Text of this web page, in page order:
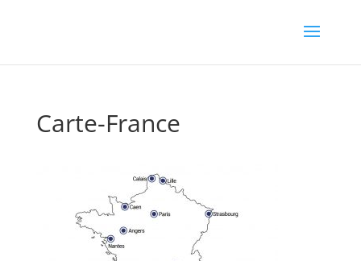
Carte-France